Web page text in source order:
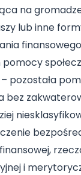
na
lub inne
– pozostała
bez
i